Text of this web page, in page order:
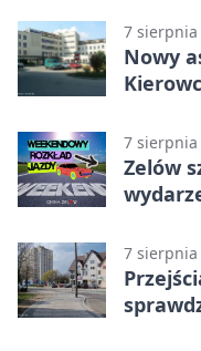
7 sierpnia
Nowy
7 sierpnia
Zelów
7 sierpnia